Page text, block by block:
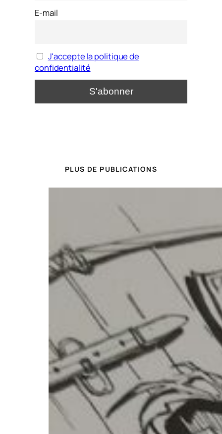
E-mail
J'accepte la politique de
confidentialité
PLUS DE PUBLICATIONS